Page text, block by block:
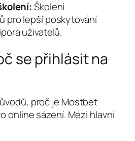
Školení
pro lepší poskytování
uživatelů.
se přihlásit na
proč je Mostbet
online sázení. Mezi hlavní